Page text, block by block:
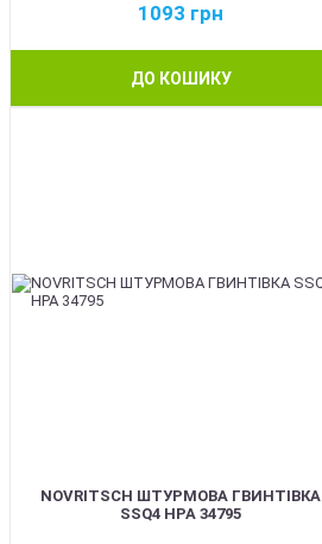
1093 грн
ДО КОШИКУ
NOVRITSCH ШТУРМОВА ГВИНТІВКА
SSQ4 HPA 34795